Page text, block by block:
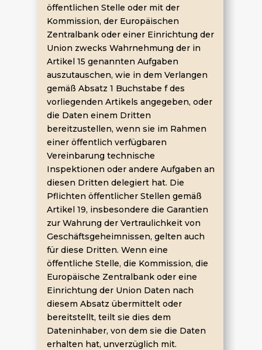
öffentlichen Stelle oder mit der
Kommission, der Europäischen
Zentralbank oder einer Einrichtung der
Union zwecks Wahrnehmung der in
Artikel 15 genannten Aufgaben
auszutauschen, wie in dem Verlangen
gemäß Absatz 1 Buchstabe f des
vorliegenden Artikels angegeben, oder
die Daten einem Dritten
bereitzustellen, wenn sie im Rahmen
einer öffentlich verfügbaren
Vereinbarung technische
Inspektionen oder andere Aufgaben an
diesen Dritten delegiert hat. Die
Pflichten öffentlicher Stellen gemäß
Artikel 19, insbesondere die Garantien
zur Wahrung der Vertraulichkeit von
Geschäftsgeheimnissen, gelten auch
für diese Dritten. Wenn eine
öffentliche Stelle, die Kommission, die
Europäische Zentralbank oder eine
Einrichtung der Union Daten nach
diesem Absatz übermittelt oder
bereitstellt, teilt sie dies dem
Dateninhaber, von dem sie die Daten
erhalten hat, unverzüglich mit.